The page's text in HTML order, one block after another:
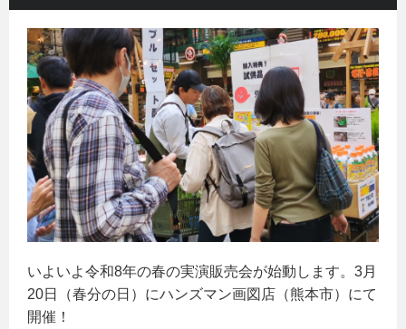
いよいよ令和8年の春の実演販売会が始動します。3月
20日（春分の日）にハンズマン画図店（熊本市）にて
開催！